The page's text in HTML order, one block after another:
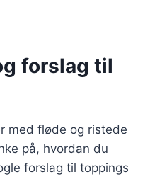
forslag til
med fløde og ristede
på, hvordan du
forslag til toppings